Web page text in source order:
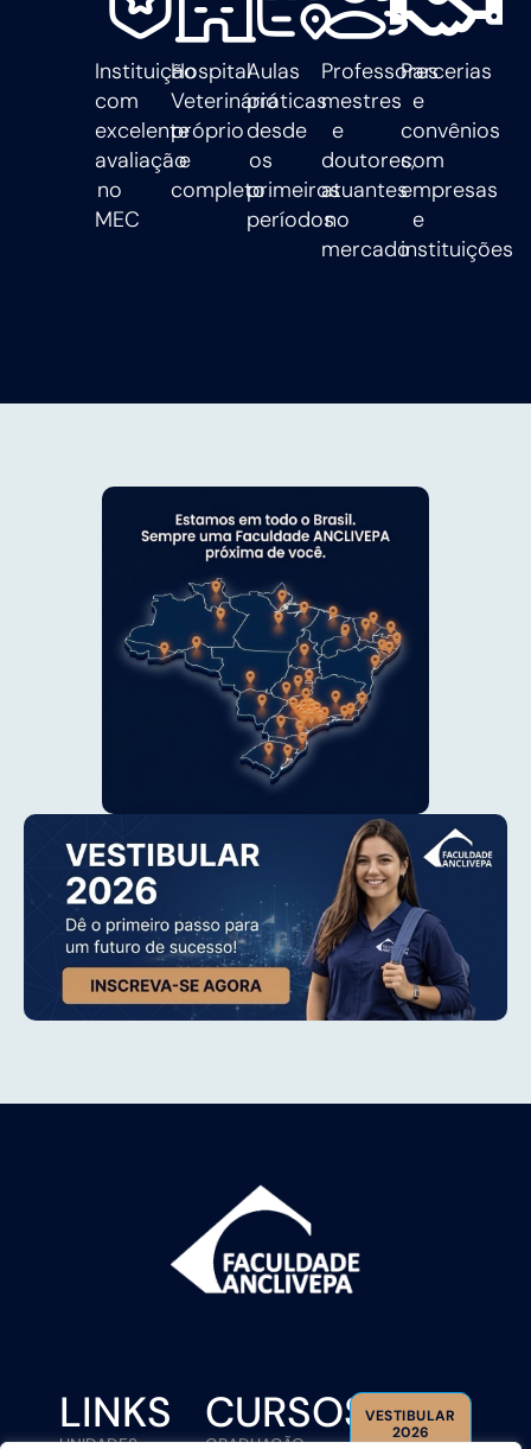
Instituição
com
excelente
avaliação
no
MEC
Hospital
Veterinário
próprio
e
completo
Aulas
práticas
desde
os
primeiros
períodos
Professores
mestres
e
doutores,
atuantes
no
mercado
Parcerias
e
convênios
com
empresas
e
instituições
LINKS
UNIDADES
CURSOS
GRADUAÇÃO
VESTIBULAR
2026